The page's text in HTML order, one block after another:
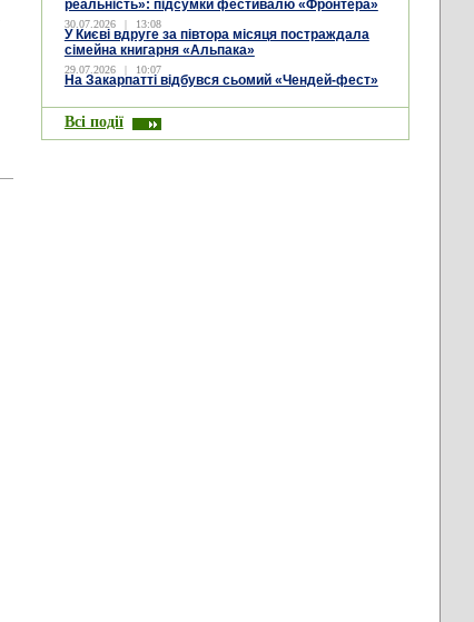
реальність»: підсумки фестивалю «Фронтера»
30.07.2026 | 13:08
У Києві вдруге за півтора місяця постраждала
сімейна книгарня «Альпака»
29.07.2026 | 10:07
На Закарпатті відбувся сьомий «Чендей-фест»
Всі події